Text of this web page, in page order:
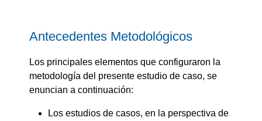
Antecedentes Metodológicos
Los principales elementos que configuraron la
metodología del presente estudio de caso, se
enuncian a continuación:
Los estudios de casos, en la perspectiva de